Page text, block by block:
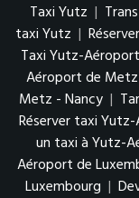
Taxi Yutz |
taxi Yutz |
Taxi Yutz-
Aéroport de
Metz - Nancy |
Réserver taxi
un taxi à Yutz-
Aéroport de
Luxembourg |